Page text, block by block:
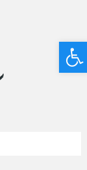
Deschide bara de unelte